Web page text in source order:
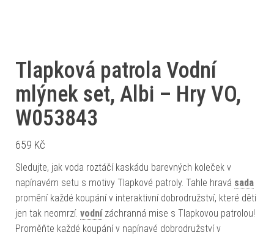
Tlapková patrola Vodní
mlýnek set, Albi – Hry VO,
W053843
659 Kč
Sledujte, jak voda roztáčí kaskádu barevných koleček v
napínavém setu s motivy Tlapkové patroly. Tahle hravá sada
promění každé koupání v interaktivní dobrodružství, které děti
jen tak neomrzí. vodnízáchranná mise s Tlapkovou patrolou!
Proměňte každé koupání v napínavé dobrodružství v